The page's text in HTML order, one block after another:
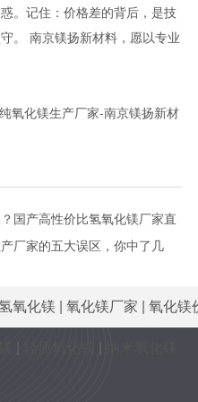
。记住：价格差的背后，是技
。 南京镁扬新材料，愿以专业
氧化镁生产厂家-南京镁扬新材
国产高性价比氢氧化镁厂家直
厂家的五大误区，你中了几
氧化镁 氧化镁厂家 氧化镁